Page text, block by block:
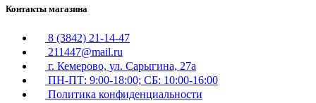
Контакты магазина
8 (3842) 21-14-47
211447@mail.ru
г. Кемерово, ул. Сарыгина, 27а
ПН-ПТ: 9:00-18:00; СБ: 10:00-16:00
Политика конфиденциальности